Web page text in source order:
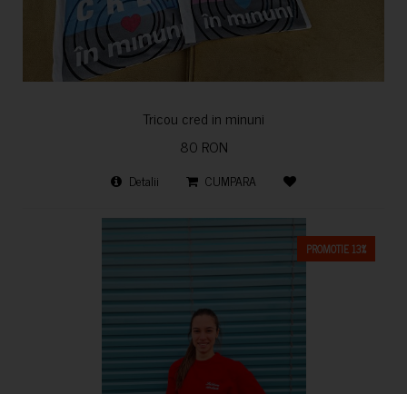
Tricou cred in minuni
80 RON
Detalii CUMPARA
PROMOTIE 13%